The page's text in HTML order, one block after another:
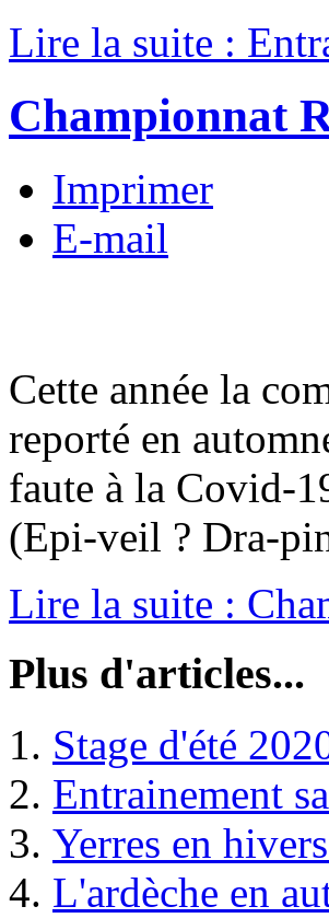
Lire la suite :
Championnat
Imprimer
E-mail
Cette année la
reporté en
faute à la Covid-
(Epi-veil ? Dra-
Lire la suite :
Plus d'articles...
Stage d'été
Entrainement
Yerres en
L'ardèche en